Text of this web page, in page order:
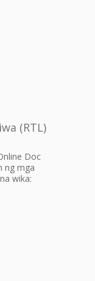
(RTL)
Doc
ng mga
wika: